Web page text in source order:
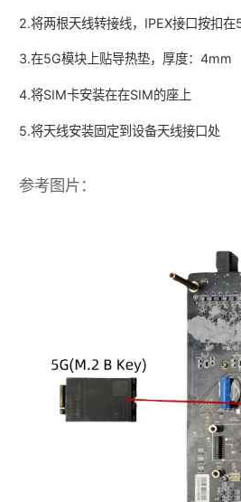
2.将两根天线转接线，IPEX接口按扣
3.在5G模块上贴导热垫，厚度：4mm
4.将SIM卡安装在在SIM的座上
5.将天线安装固定到设备天线接口处
参考图片：